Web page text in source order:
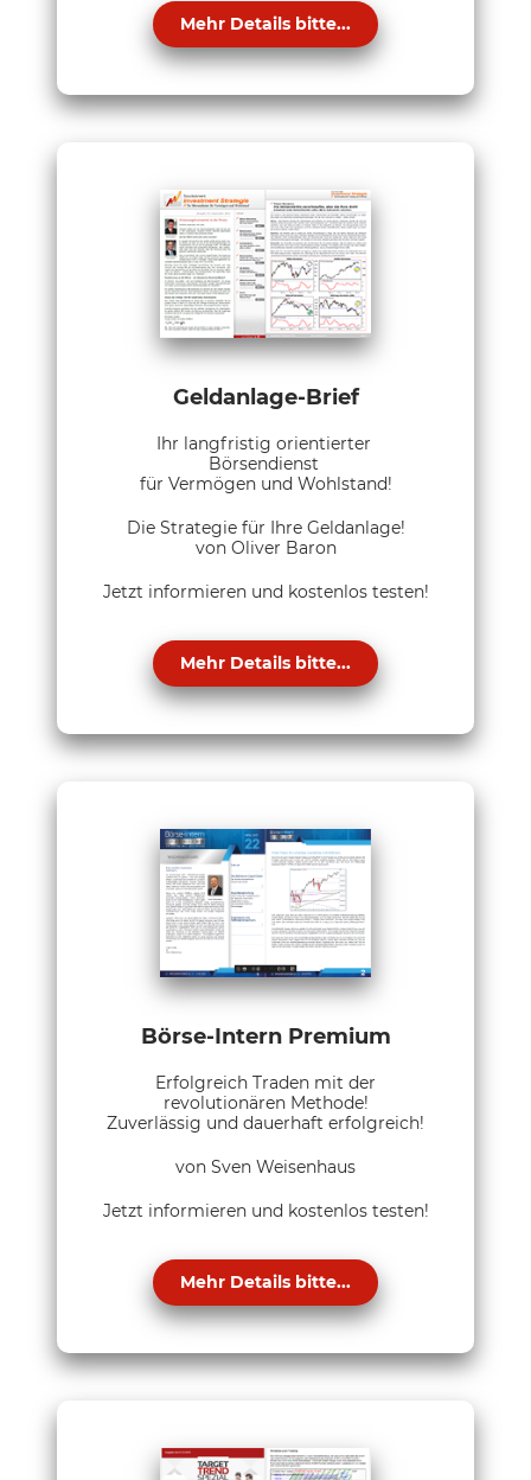
Mehr Details bitte...
Geldanlage-Brief
Ihr langfristig orientierter
Börsendienst
für Vermögen und Wohlstand!
Die Strategie für Ihre Geldanlage!
von Oliver Baron
Jetzt informieren und kostenlos testen!
Mehr Details bitte...
Börse-Intern Premium
Erfolgreich Traden mit der
revolutionären Methode!
Zuverlässig und dauerhaft erfolgreich!
von Sven Weisenhaus
Jetzt informieren und kostenlos testen!
Mehr Details bitte...